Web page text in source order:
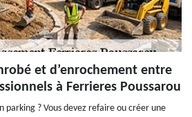
et d’enrochement entre
à Ferrieres Poussarou
parking ? Vous devez refaire ou créer une